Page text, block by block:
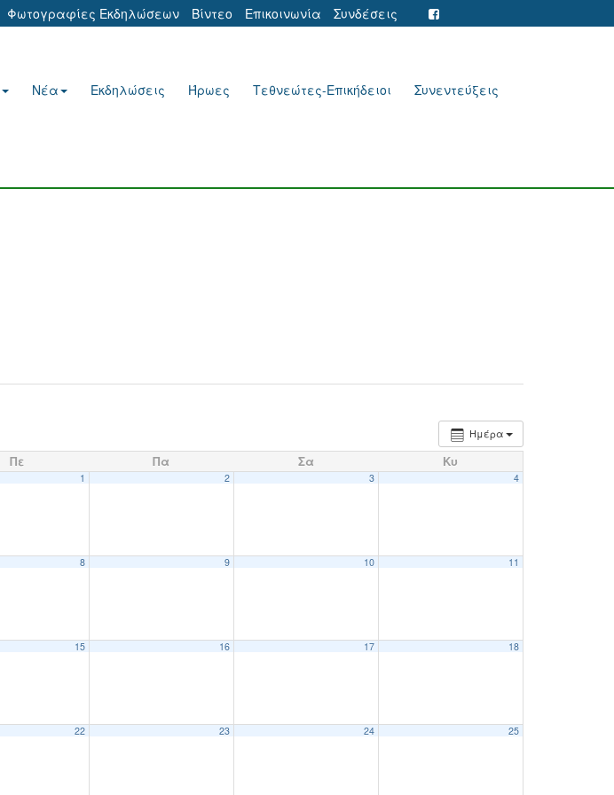
Φωτογραφίες Εκδηλώσεων Βίντεο Επικοινωνία Συνδέσεις
Νέα Εκδηλώσεις Ήρωες Τεθνεώτες-Επικήδειοι Συνεντεύξεις
Ημέρα
Πε Πα Σα Κυ
1 2 3 4
8 9 10 11
15 16 17 18
22 23 24 25